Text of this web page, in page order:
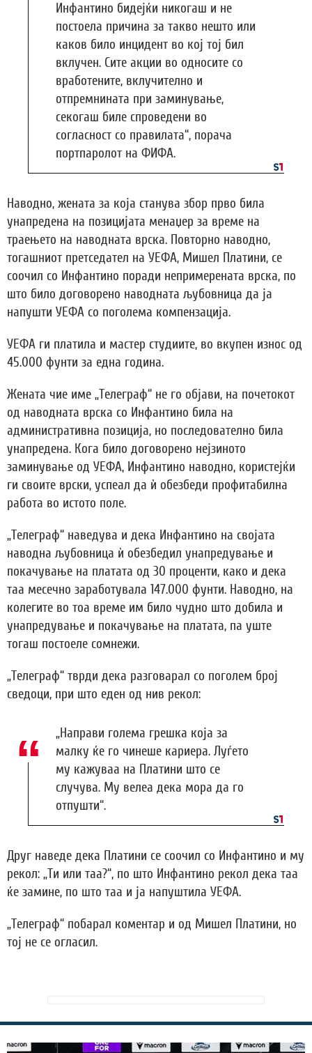
Инфантино бидејќи никогаш и не
постоела причина за такво нешто или
каков било инцидент во кој тој бил
вклучен. Сите акции во односите со
вработените, вклучително и
отпремнината при заминување,
секогаш биле спроведени во
согласност со правилата“, порача
портпаролот на ФИФА.
Наводно, жената за која станува збор прво била
унапредена на позицијата менаџер за време на
траењето на наводната врска. Повторно наводно,
тогашниот претседател на УЕФА, Мишел Платини, се
соочил со Инфантино поради непримерената врска, по
што било договорено наводната љубовница да ја
напушти УЕФА со поголема компензација.
УЕФА ги платила и мастер студиите, во вкупен износ од
45.000 фунти за една година.
Жената чие име „Телеграф“ не го објави, на почетокот
од наводната врска со Инфантино била на
административна позиција, но последователно била
унапредена. Кога било договорено нејзиното
заминување од УЕФА, Инфантино наводно, користејќи
ги своите врски, успеал да ѝ обезбеди профитабилна
работа во истото поле.
„Телеграф“ наведува и дека Инфантино на својата
наводна љубовница ѝ обезбедил унапредување и
покачување на платата од 30 проценти, како и дека
таа месечно заработувала 147.000 фунти. Наводно, на
колегите во тоа време им било чудно што добила и
унапредување и покачување на платата, па уште
тогаш постоеле сомнежи.
„Телеграф“ тврди дека разговарал со поголем број
сведоци, при што еден од нив рекол:
„Направи голема грешка која за
малку ќе го чинеше кариера. Луѓето
му кажуваа на Платини што се
случува. Му велеа дека мора да го
отпушти“.
Друг наведе дека Платини се соочил со Инфантино и му
рекол: „Ти или таа?“, по што Инфантино рекол дека таа
ќе замине, по што таа и ја напуштила УЕФА.
„Телеграф“ побарал коментар и од Мишел Платини, но
тој не се огласил.